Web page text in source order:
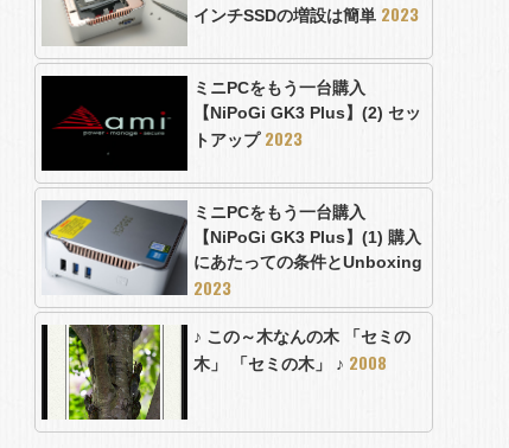
インチSSDの増設は簡単 2023
ミニPCをもう一台購入
【NiPoGi GK3 Plus】(2) セッ
トアップ 2023
ミニPCをもう一台購入
【NiPoGi GK3 Plus】(1) 購入
にあたっての条件とUnboxing
2023
♪ この～木なんの木 「セミの
木」 「セミの木」 ♪ 2008